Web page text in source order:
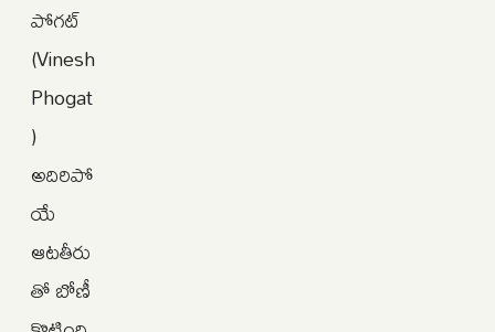
పోగట్
(Vinesh
Phogat
)
అదిరిపో
యే
ఆటతీరు
తో బోణీ